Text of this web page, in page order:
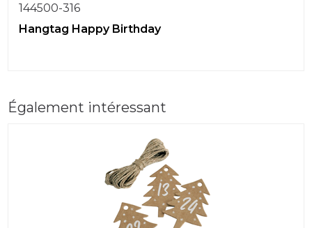
144500-316
Hangtag Happy Birthday
Également intéressant